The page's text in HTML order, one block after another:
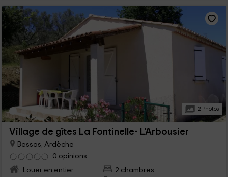
12 Photos
Village de gîtes La Fontinelle- L'Arbousier
Bessas, Ardèche
0 opinions
Louer en entier
2 chambres